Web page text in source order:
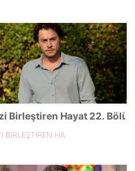
Birleştiren Hayat 22.